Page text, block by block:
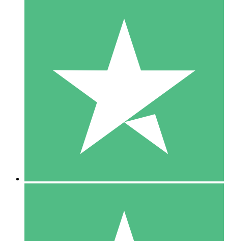
Paquetes de Créditos Individuales
Paga según el uso con créditos de descarga. Sin compromiso
10 00
10 Descargas
20 00